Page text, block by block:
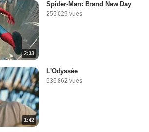
2:33
Spider-Man: Brand New Day
255 029 vues
1:42
L'Odyssée
536 862 vues